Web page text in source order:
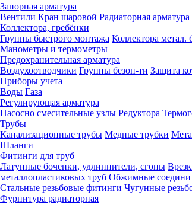
Запорная арматура
Вентили Кран шаровой Радиаторная арматура
Коллектора, гребёнки
Группы быстрого монтажа Коллектора метал.
Манометры и термометры
Предохранительная арматура
Воздухоотводчики Группы безоп-ти Защита
Приборы учета
Воды Газа
Регулирующая арматура
Насосно смесительные узлы Редуктора
Трубы
Канализационные трубы Медные трубки
Шланги
Фитинги для труб
Латунные боченки, удлиннители, сгоны
металлопластиковых труб Обжимные
Стальные резьбовые фитинги Чугунные
Фурнитура радиаторная